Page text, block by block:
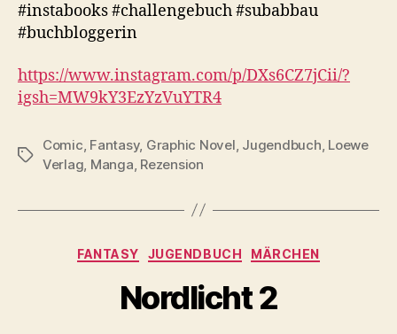
#instabooks #challengebuch #subabbau
#buchbloggerin
https://www.instagram.com/p/DXs6CZ7jCii/?
igsh=MW9kY3EzYzVuYTR4
Schlagwörter
Comic Fantasy, Graphic Novel Jugendbuch Loewe
Verlag Manga Rezension
Kategorien
FANTASY JUGENDBUCH MÄRCHEN
Nordlicht 2